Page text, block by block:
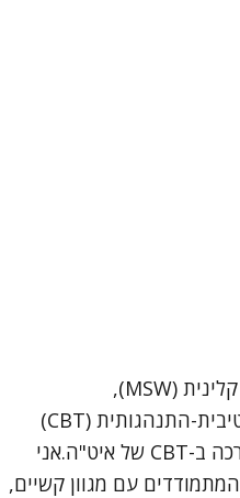
שמי ורוניקה, עובדת סוציאלית קלינית (MSW),
פסיכותרפיסטית ומטפלת קוגניטיבית-התנהגותית (CBT)
מוסמכת, בתהליך הסמכה להדרכה ב-CBT של איט"ה.אני
מטפלת במבוגרים מעל גיל 18 המתמודדים עם מגוון קשיים,